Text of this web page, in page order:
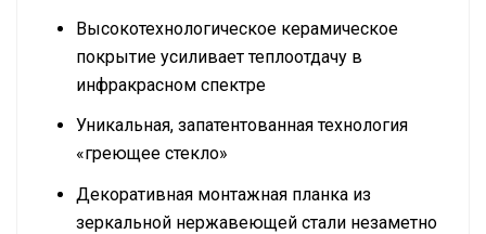
Высокотехнологическое керамическое
покрытие усиливает теплоотдачу в
инфракрасном спектре
Уникальная, запатентованная технология
«греющее стекло»
Декоративная монтажная планка из
зеркальной нержавеющей стали незаметно